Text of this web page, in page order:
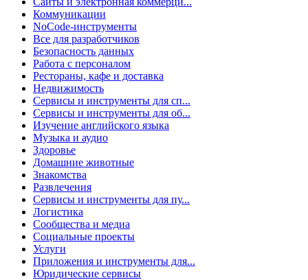
Коммуникации
NoCode-инструменты
Все для разработчиков
Безопасность данных
Работа с персоналом
Рестораны, кафе и доставка
Недвижимость
Сервисы и инструменты для сп...
Сервисы и инструменты для об...
Изучение английского языка
Музыка и аудио
Здоровье
Домашние животные
Знакомства
Развлечения
Сервисы и инструменты для пу...
Логистика
Сообщества и медиа
Социальные проекты
Услуги
Приложения и инструменты для...
Юридические сервисы